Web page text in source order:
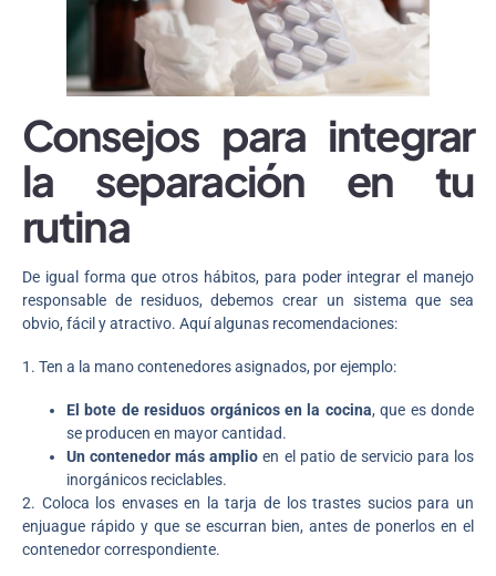
Consejos para integrar
la separación en tu
rutina
De igual forma que otros hábitos, para poder integrar el manejo
responsable de residuos, debemos crear un sistema que sea
obvio, fácil y atractivo. Aquí algunas recomendaciones:
1. Ten a la mano contenedores asignados, por ejemplo:
El bote de residuos orgánicos en la cocina, que es donde
se producen en mayor cantidad.
Un contenedor más amplio en el patio de servicio para los
inorgánicos reciclables.
2. Coloca los envases en la tarja de los trastes sucios para un
enjuague rápido y que se escurran bien, antes de ponerlos en el
contenedor correspondiente.